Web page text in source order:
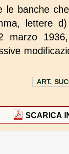
le banche
lettere
marzo
ART.
SCARICA